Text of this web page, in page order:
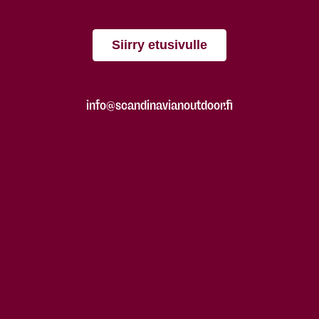
Siirry etusivulle
info@scandinavianoutdoor.fi